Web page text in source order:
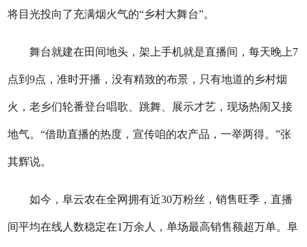
将目光投向了充满烟火气的“乡村大舞台”。
舞台就建在田间地头，架上手机就是直播间，每天晚上7
点到9点，准时开播，没有精致的布景，只有地道的乡村烟
火，老乡们轮番登台唱歌、跳舞、展示才艺，现场热闹又接
地气。“借助直播的热度，宣传咱的农产品，一举两得。”张
其辉说。
如今，阜云农在全网拥有近30万粉丝，销售旺季，直播
间平均在线人数稳定在1万余人，单场最高销售额超万单。阜